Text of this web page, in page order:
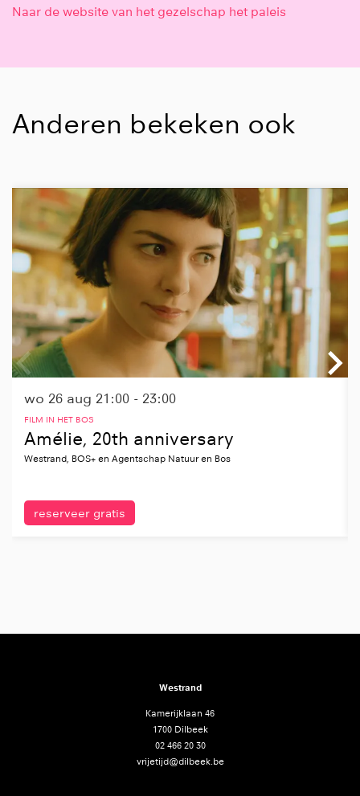
Naar de website van het gezelschap het paleis
Anderen bekeken ook
Amélie, 20th anniversary
Westrand, BOS+ en Agentschap Natuur en Bos
FILM IN HET BOS
wo 26 aug 21:00 - 23:00
reserveer gratis
Westrand
Kamerijklaan 46
1700 Dilbeek
02 466 20 30
vrijetijd@dilbeek.be